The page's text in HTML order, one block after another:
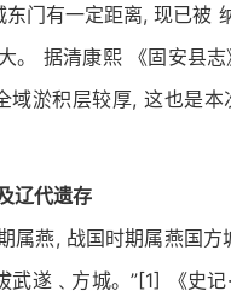
门有一定距离, 现已被
。 据清康熙 《固安县
域淤积层较厚, 这也是
辽代遗存
属燕, 战国时期属燕国
武遂﹑方城。”[1] 《史